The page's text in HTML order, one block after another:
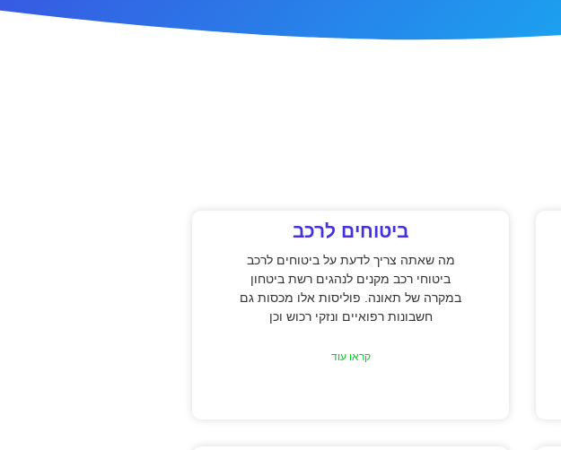
ביטוחים לרכב
מה שאתה צריך לדעת על ביטוחים לרכב
ביטוחי רכב מקנים לנהגים רשת ביטחון
במקרה של תאונה. פוליסות אלו מכסות גם
חשבונות רפואיים ונזקי רכוש וכן
קראו עוד